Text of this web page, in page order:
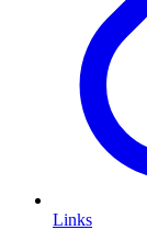
Links